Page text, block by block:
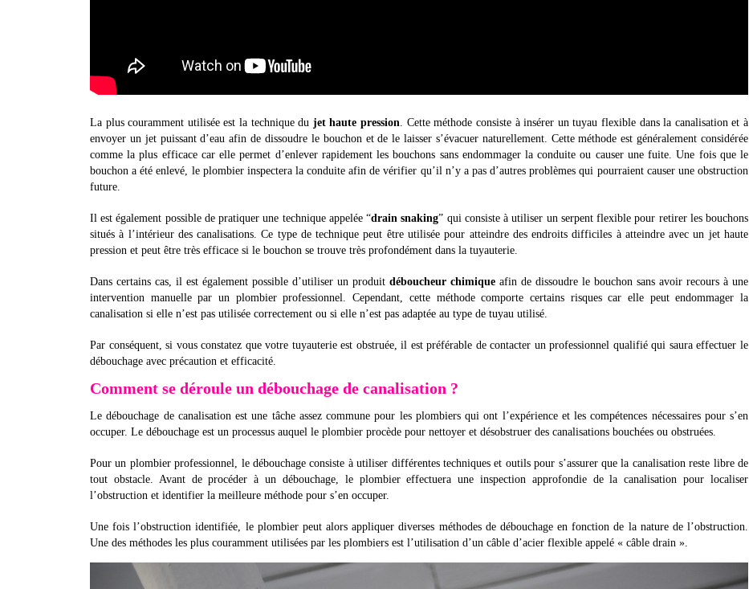
La plus couramment utilisée est la technique du jet haute pression . Cette méthode consiste à insérer un tuyau flexible dans la canalisation et à
envoyer un jet puissant d’eau afin de dissoudre le bouchon et de le laisser s’évacuer naturellement. Cette méthode est généralement considérée
comme la plus efficace car elle permet d’enlever rapidement les bouchons sans endommager la conduite ou causer une fuite. Une fois que le
bouchon a été enlevé, le plombier inspectera la conduite afin de vérifier qu’il n’y a pas d’autres problèmes qui pourraient causer une obstruction
future.
Il est également possible de pratiquer une technique appelée “drain snaking” qui consiste à utiliser un serpent flexible pour retirer les bouchons
situés à l’intérieur des canalisations. Ce type de technique peut être utilisée pour atteindre des endroits difficiles à atteindre avec un jet haute
pression et peut être très efficace si le bouchon se trouve très profondément dans la tuyauterie.
Dans certains cas, il est également possible d’utiliser un produit déboucheur chimique afin de dissoudre le bouchon sans avoir recours à une
intervention manuelle par un plombier professionnel. Cependant, cette méthode comporte certains risques car elle peut endommager la
canalisation si elle n’est pas utilisée correctement ou si elle n’est pas adaptée au type de tuyau utilisé.
Par conséquent, si vous constatez que votre tuyauterie est obstruée, il est préférable de contacter un professionnel qualifié qui saura effectuer le
débouchage avec précaution et efficacité.
Comment se déroule un débouchage de canalisation ?
Le débouchage de canalisation est une tâche assez commune pour les plombiers qui ont l’expérience et les compétences nécessaires pour s’en
occuper. Le débouchage est un processus auquel le plombier procède pour nettoyer et désobstruer des canalisations bouchées ou obstruées.
Pour un plombier professionnel, le débouchage consiste à utiliser différentes techniques et outils pour s’assurer que la canalisation reste libre de
tout obstacle. Avant de procéder à un débouchage, le plombier effectuera une inspection approfondie de la canalisation pour localiser
l’obstruction et identifier la meilleure méthode pour s’en occuper.
Une fois l’obstruction identifiée, le plombier peut alors appliquer diverses méthodes de débouchage en fonction de la nature de l’obstruction.
Une des méthodes les plus couramment utilisées par les plombiers est l’utilisation d’un câble d’acier flexible appelé « câble drain ».